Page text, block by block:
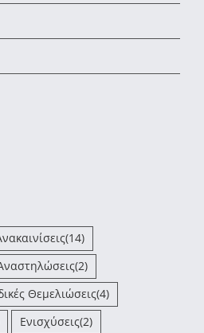
(14)
(2)
Θεμελιώσεις(4)
Ενισχύσεις(2)